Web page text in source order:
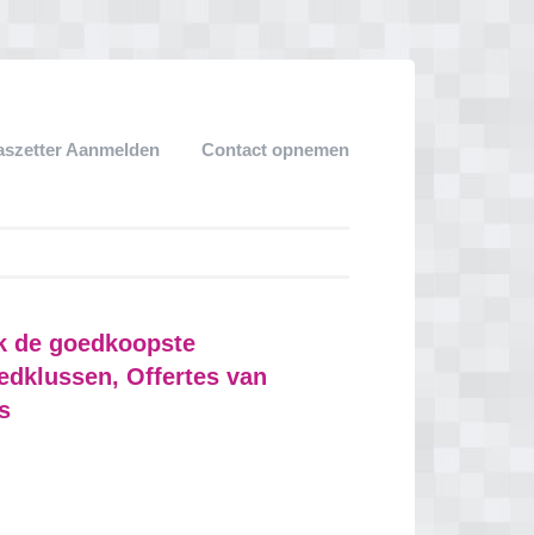
Aanmelden Contact opnemen
de goedkoopste
Offertes van